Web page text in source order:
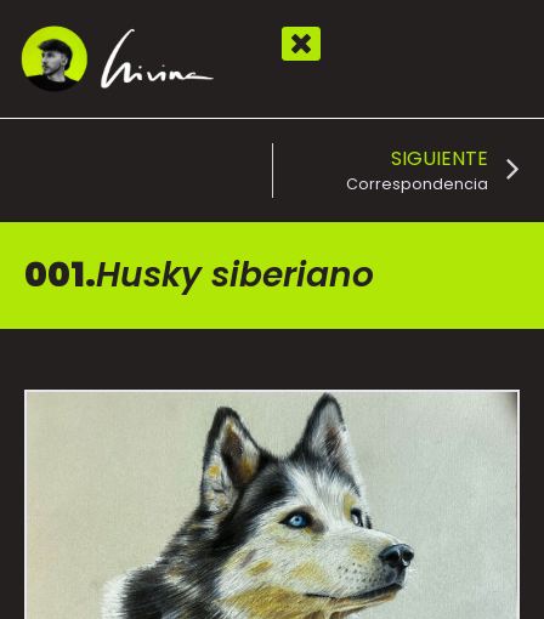
SIGUIENTE
Correspondencia
001.Husky siberiano